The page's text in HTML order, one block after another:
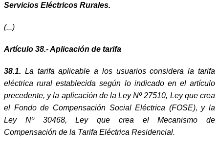
Servicios Eléctricos Rurales.
(...)
Artículo 38.- Aplicación de tarifa
38.1. La tarifa aplicable a los usuarios considera la tarifa
eléctrica rural establecida según lo indicado en el artículo
precedente, y la aplicación de la Ley Nº 27510, Ley que crea
el Fondo de Compensación Social Eléctrica (FOSE), y la
Ley Nº 30468, Ley que crea el Mecanismo de
Compensación de la Tarifa Eléctrica Residencial.